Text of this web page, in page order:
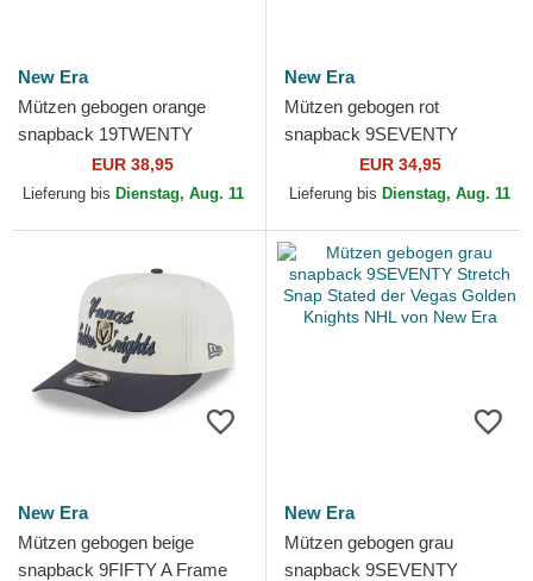
New Era
Mützen gebogen orange
snapback 19TWENTY
Embroidered Patch der
Anaheim Ducks NHL von
EUR 38,95
Lieferung bis Dienstag, Aug. 11
New Era
Mützen gebogen rot
snapback 9SEVENTY
Stretch Snap Stated der
Detroit Red Wings NHL von
EUR 34,95
Lieferung bis Dienstag, Aug. 11
New Era
Mützen gebogen beige
snapback 9FIFTY A Frame
New Era
Mützen gebogen grau
snapback 9SEVENTY